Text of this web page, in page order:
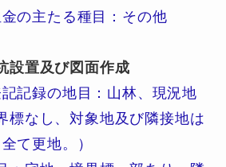
の主たる種目：その他
設置及び図面作成
記録の地目：山林、現況地
標なし、対象地及び隣接地は
全て更地。）